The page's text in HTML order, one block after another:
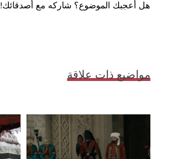
هل أعجبك الموضوع؟ شاركه مع أصدقائك!
مواضيع ذات علاقة